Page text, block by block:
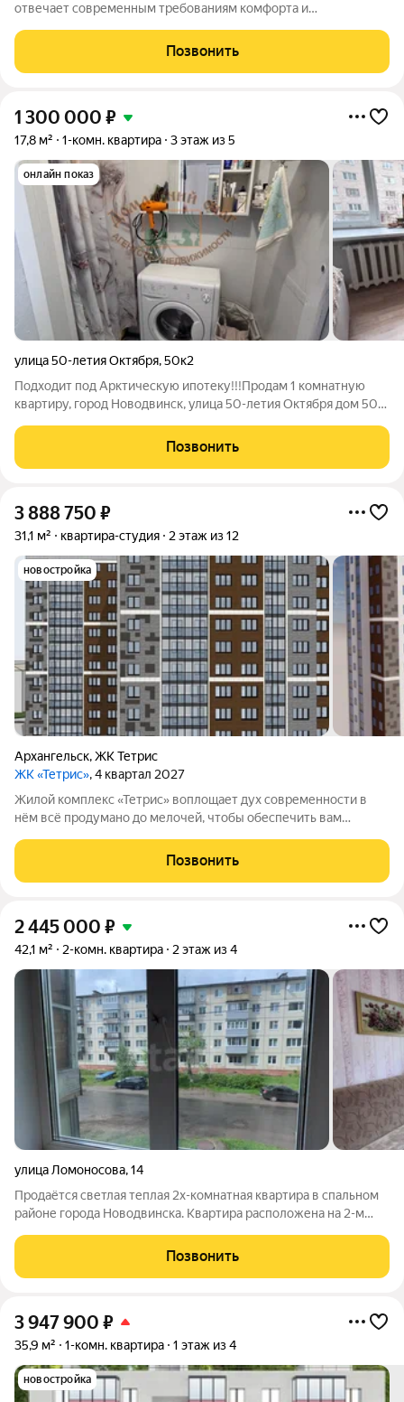
отвечает современным требованиям комфорта и
панорамным видом высотой 1,8 метра; застеклённые лоджии и
Позвонить
1 300 000 ₽
17,8 м² 1-комн. квартира 3 этаж из 5
онлайн показ
улица 50-летия Октября,50к2
Подходит под Арктическую ипотеку!!!Продам 1 комнатную
квартиру, город Новодвинск, улица 50-летия Октября дом 50
очень теплая, раздельный санузел, счетчики, оставим новый
кухонный гарнитур.
Позвонить
3 888 750 ₽
31,1 м² квартира-студия 2 этаж из 12
новостройка
Архангельск,ЖК Тетрис
ЖК «Тетрис», 4 квартал 2027
Жилой комплекс «Тетрис» воплощает дух современности в
нём всё продумано до мелочей, чтобы обеспечить вам
месте: рядом есть детские сады, школы и магазины, а также
хорошо налажено транспортное
Позвонить
2 445 000 ₽
42,1 м² 2-комн. квартира 2 этаж из 4
улица Ломоносова,14
Продаётся светлая теплая 2х-комнатная квартира в спальном
районе города Новодвинска. Квартира расположена на 2-м
две стороны. Квартира в жилом состоянии - установлены
стеклопакеты во всех
Позвонить
3 947 900 ₽
35,9 м² 1-комн. квартира 1 этаж из 4
новостройка